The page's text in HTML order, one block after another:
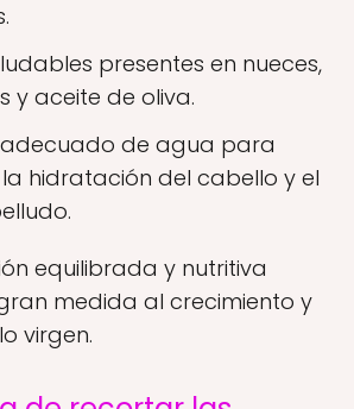
presentes en nueces,
y aceite de oliva.
de agua para
hidratación del cabello y el
equilibrada y nutritiva
medida al crecimiento y
virgen.